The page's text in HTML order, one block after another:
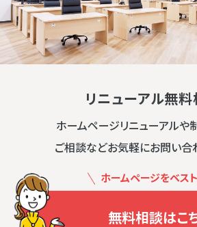
リニューアル無
ホームページリニューアルや
ご相談などお気軽にお問い合
ホームページをベス
無料相談はこ